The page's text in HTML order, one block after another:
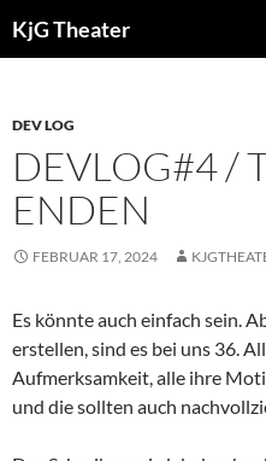
Inhalt
KjG Theater
DEV LOG
DEVLOG#4 /
ENDEN
FEBRUAR 17, 2024
Es könnte auch einfach sein.
erstellen, sind es bei uns 36.
Aufmerksamkeit, alle ihre
und die sollten auch